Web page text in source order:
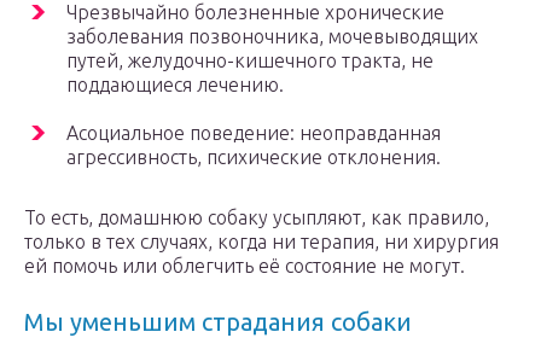
Чрезвычайно болезненные хронические
заболевания позвоночника, мочевыводящих
путей, желудочно-кишечного тракта, не
поддающиеся лечению.
Асоциальное поведение: неоправданная
агрессивность, психические отклонения.
То есть, домашнюю собаку усыпляют, как правило,
только в тех случаях, когда ни терапия, ни хирургия
ей помочь или облегчить её состояние не могут.
Мы уменьшим страдания собаки